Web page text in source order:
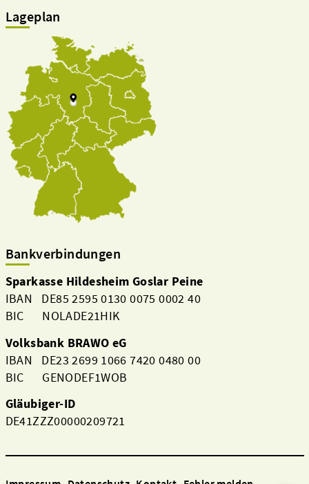
Lageplan
Bankverbindungen
Sparkasse Hildesheim Goslar Peine
IBAN DE85 2595 0130 0075 0002 40
BIC NOLADE21HIK
Volksbank BRAWO eG
IBAN DE23 2699 1066 7420 0480 00
BIC GENODEF1WOB
Gläubiger-ID
DE41ZZZ00000209721